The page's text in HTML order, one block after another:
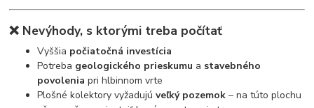
❌ Nevýhody, s ktorými treba počítať
Vyššia počiatočná investícia
Potreba geologického prieskumu a stavebného
povolenia pri hlbinnom vrte
Plošné kolektory vyžadujúveľký pozemok – na túto plochu